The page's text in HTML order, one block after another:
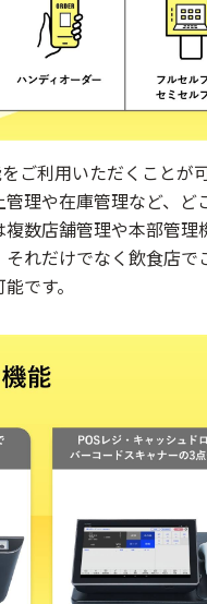
ご利用いただくことが
理や在庫管理など、ど
数店舗管理や本部管理
れだけでなく飲食店で
です。